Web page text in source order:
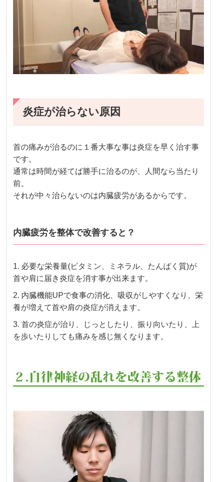
炎症が治らない原因
首の痛みが治るのに１番大事な事は炎症を早く治す事
です。
通常は時間が経てば勝手に治るのが、人間なら当たり
前。
それが中々治らないのは内臓疲労があるからです。
内臓疲労を整体で改善すると？
1. 必要な栄養量(ビタミン、ミネラル、たんぱく質)が
首や肩に届き炎症を消す事が出来ます。
2. 内臓機能UPで食事の消化、吸収がしやすくなり、栄
養が増えて首や肩の炎症が消えます。
3.首の炎症が治り、じっとしたり、振り向いたり、上
を歩いたりしても痛みを感じ無くなります。